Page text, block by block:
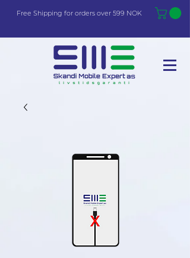
Free Shipping for orders over 599 NOK